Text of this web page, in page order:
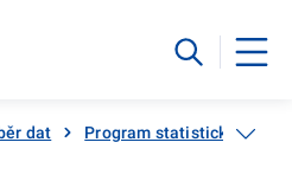
dat Program statistických